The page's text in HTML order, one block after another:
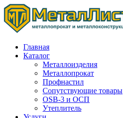
Главная
Каталог
Металлоизделия
Металлопрокат
Профнастил
Сопутствующие товары
OSB-3 и ОСП
Утеплитель